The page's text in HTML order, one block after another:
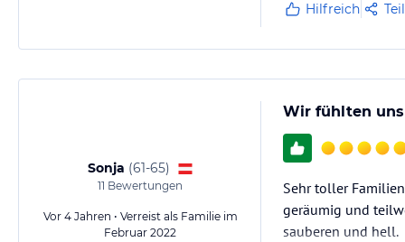
Hilfreich
Sonja (61-65)
11 Bewertungen
Vor 4 Jahren • Verreist als Familie im
Februar 2022
Wir fühlten
Sehr toller
geräumig und
sauberen und hell.